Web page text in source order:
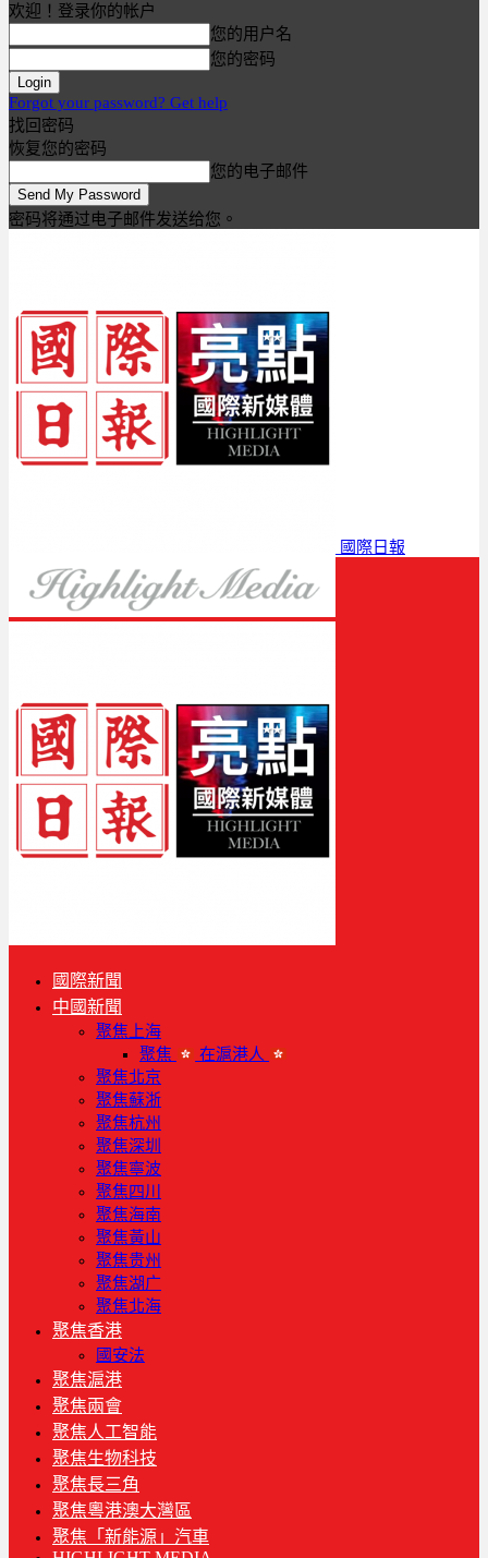
欢迎！登录你的帐户
您的用户名
您的密码
Forgot your password? Get help
找回密码
恢复您的密码
您的电子邮件
密码将通过电子邮件发送给您。
國際日報
國際新聞
中國新聞
聚焦上海
聚焦
在滬港人
聚焦北京
聚焦蘇浙
聚焦杭州
聚焦深圳
聚焦寧波
聚焦四川
聚焦海南
聚焦黃山
聚焦贵州
聚焦湖广
聚焦北海
聚焦香港
國安法
聚焦滬港
聚焦兩會
聚焦人工智能
聚焦生物科技
聚焦長三角
聚焦粵港澳大灣區
聚焦「新能源」汽車